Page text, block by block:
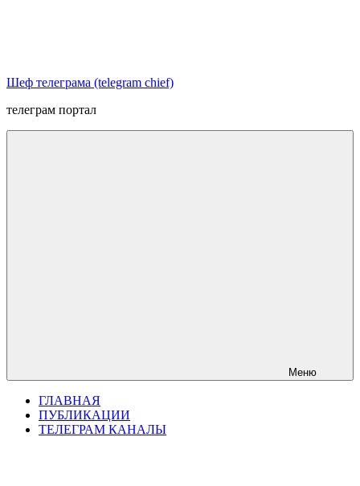
Шеф телеграма (telegram chief)
телеграм портал
Меню
ГЛАВНАЯ
ПУБЛИКАЦИИ
ТЕЛЕГРАМ КАНАЛЫ